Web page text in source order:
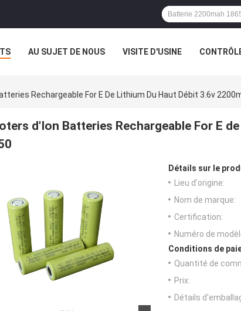
AU SUJET DE NOUS VISITE D'USINE
Rechargeable For E De Lithium Du Haut Débit 3.6v
d'Ion Batteries Rechargeable For E
Détails sur le
Lieu d'origine:
Nom de marque:
Certification:
Numéro de
Conditions de
Quantité de
Prix:
Détails